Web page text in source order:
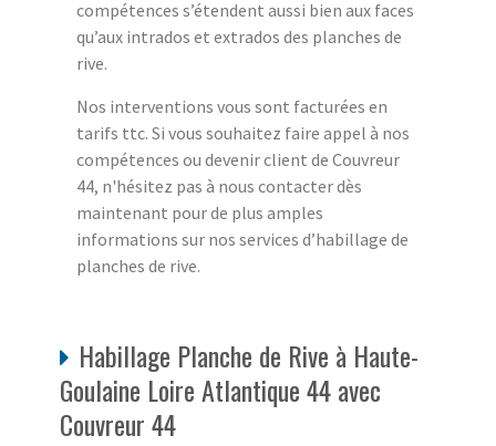
compétences s’étendent aussi bien aux faces
qu’aux intrados et extrados des planches de
rive.
Nos interventions vous sont facturées en
tarifs ttc. Si vous souhaitez faire appel à nos
compétences ou devenir client de Couvreur
44, n'hésitez pas à nous contacter dès
maintenant pour de plus amples
informations sur nos services d’habillage de
planches de rive.
Habillage Planche de Rive à Haute-
Goulaine Loire Atlantique 44 avec
Couvreur 44